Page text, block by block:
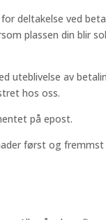
deltakelse ved
plassen din blir
uteblivelse av
hos oss.
på epost.
først og